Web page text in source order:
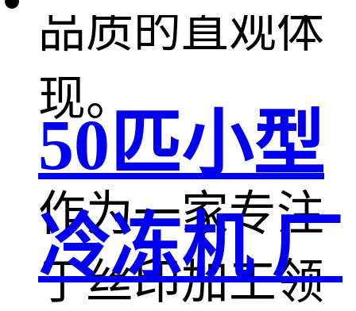
品质的直观体
现。
作为一家专注
于丝印加工领
50匹小型
冷冻机 厂